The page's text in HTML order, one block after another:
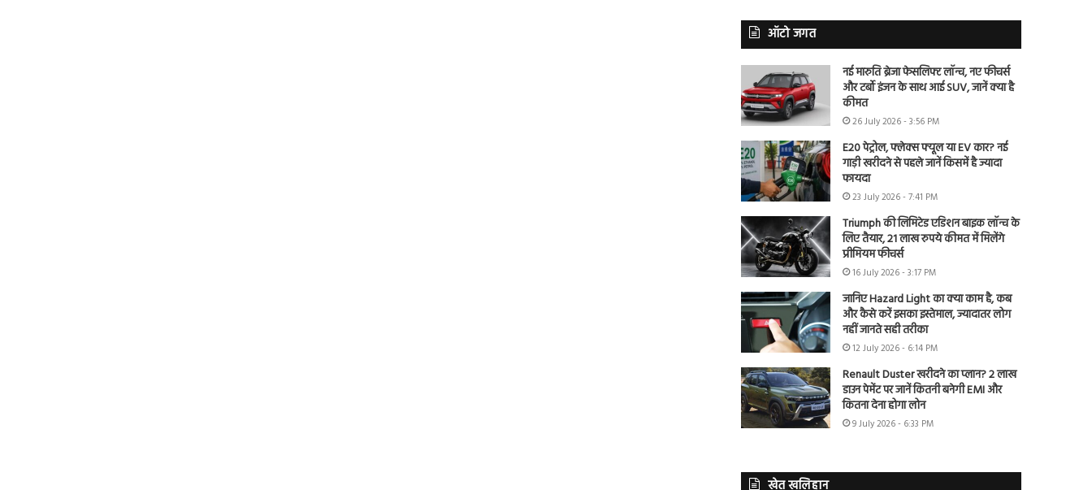
ऑटो जगत
नई मारुति ब्रेजा फेसलिफ्ट लॉन्च, नए फीचर्स
और टर्बो इंजन के साथ आई SUV, जानें क्या है
कीमत
26 July 2026 - 3:56 PM
E20 पेट्रोल, फ्लेक्स फ्यूल या EV कार? नई
गाड़ी खरीदने से पहले जानें किसमें है ज्यादा
फायदा
23 July 2026 - 7:41 PM
Triumph की लिमिटेड एडिशन बाइक लॉन्च के
लिए तैयार, 21 लाख रुपये कीमत में मिलेंगे
प्रीमियम फीचर्स
16 July 2026 - 3:17 PM
जानिए Hazard Light का क्या काम है, कब
और कैसे करें इसका इस्तेमाल, ज्यादातर लोग
नहीं जानते सही तरीका
12 July 2026 - 6:14 PM
Renault Duster खरीदने का प्लान? 2 लाख
डाउन पेमेंट पर जानें कितनी बनेगी EMI और
कितना देना होगा लोन
9 July 2026 - 6:33 PM